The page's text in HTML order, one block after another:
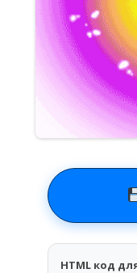
HTML код